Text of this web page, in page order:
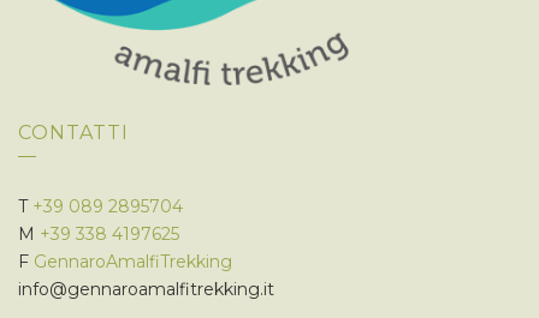
CONTATTI
T +39 089 2895704
M +39 338 4197625
F GennaroAmalfiTrekking
info@gennaroamalfitrekking.it